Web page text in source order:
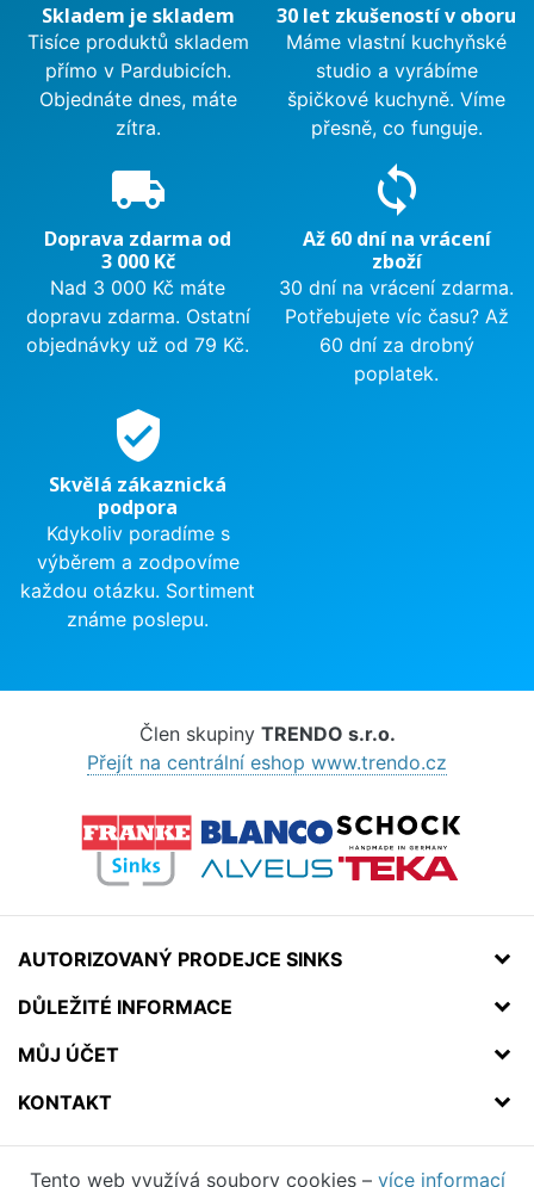
Skladem je skladem
Tisíce produktů skladem
přímo v Pardubicích.
Objednáte dnes, máte
zítra.
30 let zkušeností v oboru
Máme vlastní kuchyňské
studio a vyrábíme
špičkové kuchyně. Víme
přesně, co funguje.
local_shipping
Doprava zdarma od
3 000 Kč
Nad 3 000 Kč máte
dopravu zdarma. Ostatní
objednávky už od 79 Kč.
sync
Až 60 dní na vrácení
zboží
30 dní na vrácení zdarma.
Potřebujete víc času? Až
60 dní za drobný
poplatek.
verified_user
Skvělá zákaznická
podpora
Kdykoliv poradíme s
výběrem a zodpovíme
každou otázku. Sortiment
známe poslepu.
Člen skupiny TRENDO s.r.o.
Přejít na centrální eshop www.trendo.cz
AUTORIZOVANÝ PRODEJCE SINKS
DŮLEŽITÉ INFORMACE
MŮJ ÚČET
KONTAKT
Tento web využívá soubory cookies – více informací